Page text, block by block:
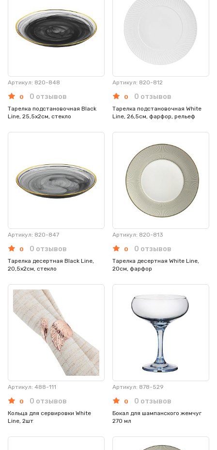
Артикул: 820-848
0 0 отзывов
Тарелка подстановочная Black
Line, 25,5х2см, стекло
Артикул: 820-812
0 0 отзывов
Тарелка подстановочная White
Line, 26,5см, фарфор, рельеф
Артикул: 820-847
0 0 отзывов
Тарелка десертная Black Line,
20,5х2см, стекло
Артикул: 820-813
0 0 отзывов
Тарелка десертная White Line,
20см, фарфор
Артикул: 488-111
0 0 отзывов
Кольца для сервировки White
Line, 2шт
Артикул: 878-529
0 0 отзывов
Бокал для шампанского жемчуг
270 мл